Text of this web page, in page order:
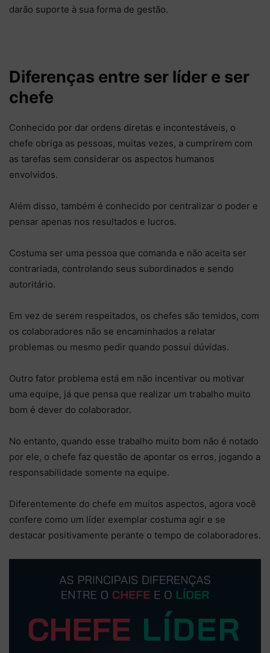
darão suporte à sua forma de gestão.
Diferenças entre ser líder e ser
chefe
Conhecido por dar ordens diretas e incontestáveis, o
chefe obriga as pessoas, muitas vezes, a cumprirem com
as tarefas sem considerar os aspectos humanos
envolvidos.
Além disso, também é conhecido por centralizar o poder e
pensar apenas nos resultados e lucros.
Costuma ser uma pessoa que comanda e não aceita ser
contrariada, controlando seus subordinados e sendo
autoritário.
Em vez de serem respeitados, os chefes são temidos, com
os colaboradores não se encaminhados a relatar
problemas ou mesmo pedir quando possui dúvidas.
Outro fator problema está em não incentivar ou motivar
uma equipe, já que pensa que realizar um trabalho muito
bom é dever do colaborador.
No entanto, quando esse trabalho muito bom não é notado
por ele, o chefe faz questão de apontar os erros, jogando a
responsabilidade somente na equipe.
Diferentemente do chefe em muitos aspectos, agora você
confere como um líder exemplar costuma agir e se
destacar positivamente perante o tempo de colaboradores.